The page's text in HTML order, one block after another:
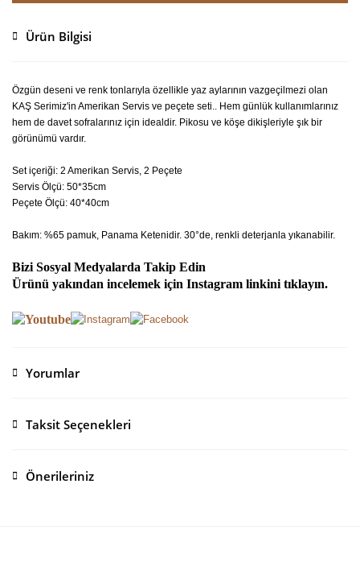
Ürün Bilgisi
Özgün deseni ve renk tonlarıyla özellikle yaz aylarının vazgeçilmezi olan
KAŞ Serimiz'in Amerikan Servis ve peçete seti.. Hem günlük kullanımlarınız
hem de davet sofralarınız için idealdir. Pikosu ve köşe dikişleriyle şık bir
görünümü vardır.
Set içeriği: 2 Amerikan Servis, 2 Peçete
Servis Ölçü: 50*35cm
Peçete Ölçü: 40*40cm
Bakım: %65 pamuk, Panama Ketenidir. 30°de, renkli deterjanla yıkanabilir.
Bizi Sosyal Medyalarda Takip Edin
Ürünü yakından incelemek için Instagram linkini tıklayın.
Yorumlar
Bu ürüne ilk yorumu siz yapın!
Taksit Seçenekleri
Önerileriniz